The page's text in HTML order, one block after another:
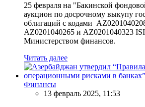
25 февраля на "Бакинской
аукцион по досрочному выкупу
облигаций с кодами
AZ0201040265 и AZ0201040323
Министерством финансов.
Читать далее
Финансы
13 февраль 2025, 11:53